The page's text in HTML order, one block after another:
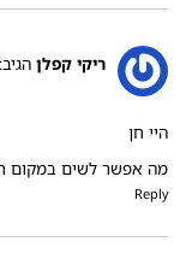
ריקי קפלן הגיב:
היי חן
מה אפשר לשים במקום
Reply